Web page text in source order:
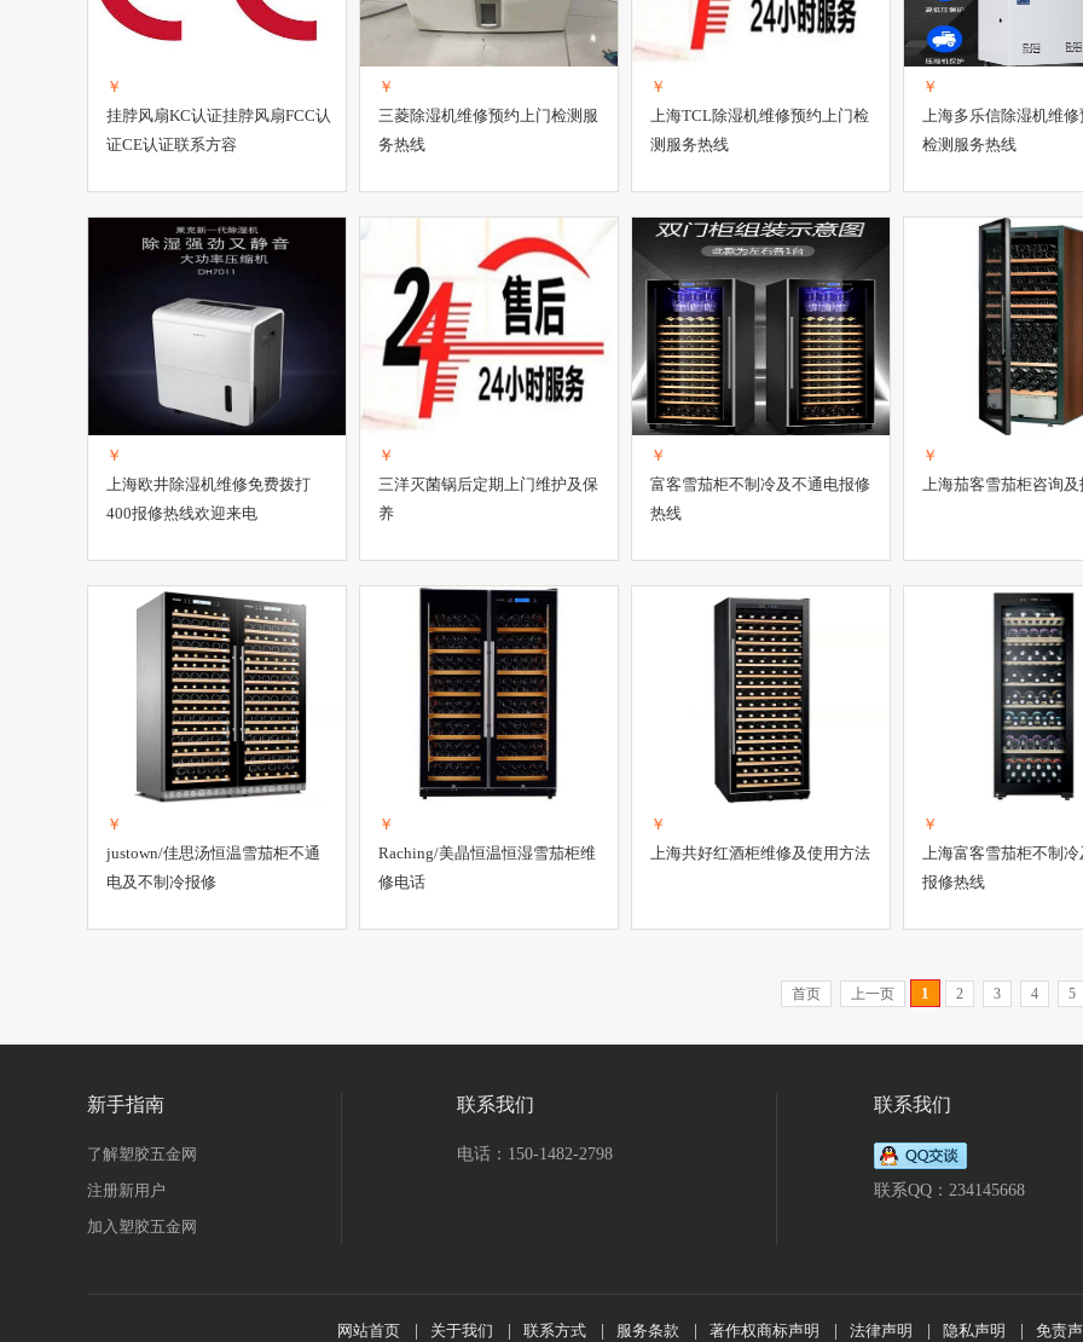
￥
挂脖风扇KC认证挂脖风扇FCC认
证CE认证联系方容
￥
三菱除湿机维修预约上门检测服
务热线
￥
上海TCL除湿机维修预约上门检
测服务热线
￥
上海多乐信除湿机维
检测服务热线
￥
上海欧井除湿机维修免费拨打
400报修热线欢迎来电
￥
三洋灭菌锅后定期上门维护及保
养
￥
富客雪茄柜不制冷及不通电报修
热线
￥
上海茄客雪茄柜咨询
￥
justown/佳思汤恒温雪茄柜不通
电及不制冷报修
￥
Raching/美晶恒温恒湿雪茄柜维
修电话
￥
上海共好红酒柜维修及使用方法
￥
上海富客雪茄柜不制
报修热线
首页 上一页 1 2 3 4 5
新手指南
了解塑胶五金网
注册新用户
加入塑胶五金网
联系我们
电话：150-1482-2798
联系我们
联系QQ：234145668
网站首页 关于我们 联系方式 服务条款 著作权商标声明 法律声明 隐私声明 免责